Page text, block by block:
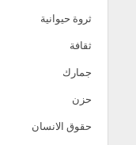
ثروة حيوانية
ثقافة
جمارك
حزن
حقوق الانسان